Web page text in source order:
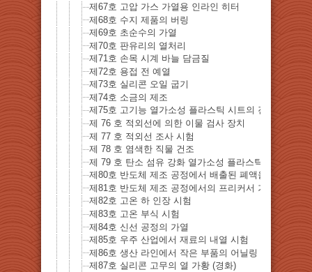
제67호 고압 가스 가열용 인라인 히터
제68호 수지 제품의 버링
제69호 초순수의 가열
제70호 판유리의 열처리
제71호 손목 시계 바늘 담금질
제72호 용접 전 예열
제73호 실리콘 오일 굽기
제74호 소금의 제조
제75호 고기능 열가소성 플라스틱 시트의 진공 성형
제 76 호 적외선에 의한 이물 검사 장치
제 77 호 적외선 조사 시험
제 78 호 염색한 직물 건조
제 79 호 탄소 섬유 강화 열가소성 플라스틱 (CFRTP)
제80호 반도체 제조 공정에서 배출된 폐액을 재자원화
제81호 반도체 제조 공정에서의 프리커서 가스의 가열
제82호 고온 하 인장 시험
제83호 고온 부식 시험
제84호 신선 공정의 가열
제85호 우주 산업에서 재료의 내열 시험
제86호 생산 라인에서 작은 부품의 어닐링
제87호 실리콘 고무의 열 가황 (경화)